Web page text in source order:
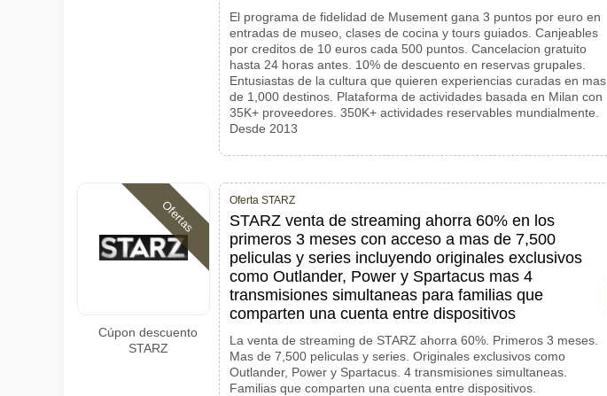
El programa de fidelidad de Musement gana 3 puntos por euro en
entradas de museo, clases de cocina y tours guiados. Canjeables
por creditos de 10 euros cada 500 puntos. Cancelacion gratuito
hasta 24 horas antes. 10% de descuento en reservas grupales.
Entusiastas de la cultura que quieren experiencias curadas en mas
de 1,000 destinos. Plataforma de actividades basada en Milan con
35K+ proveedores. 350K+ actividades reservables mundialmente.
Desde 2013
Ofertas
Cúpon descuento
STARZ
Oferta STARZ
STARZ venta de streaming ahorra 60% en los
primeros 3 meses con acceso a mas de 7,500
peliculas y series incluyendo originales exclusivos
como Outlander, Power y Spartacus mas 4
transmisiones simultaneas para familias que
comparten una cuenta entre dispositivos
La venta de streaming de STARZ ahorra 60%. Primeros 3 meses.
Mas de 7,500 peliculas y series. Originales exclusivos como
Outlander, Power y Spartacus. 4 transmisiones simultaneas.
Familias que comparten una cuenta entre dispositivos.